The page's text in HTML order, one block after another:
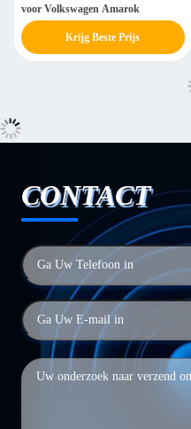
voor Volkswagen Amarok
Krijg Beste Prijs
CONTACT